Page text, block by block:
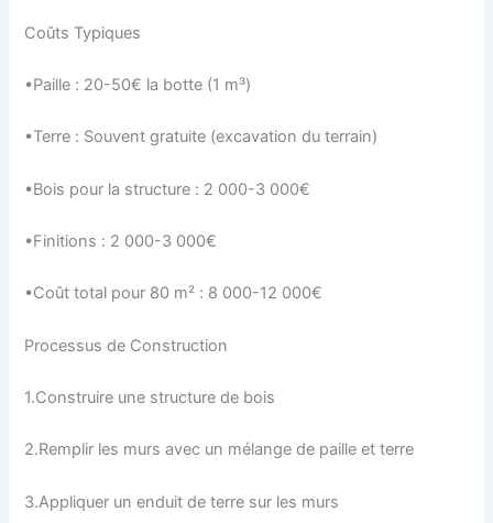
Coûts Typiques
•Paille : 20-50€ la botte (1 m³)
•Terre : Souvent gratuite (excavation du terrain)
•Bois pour la structure : 2 000-3 000€
•Finitions : 2 000-3 000€
•Coût total pour 80 m² : 8 000-12 000€
Processus de Construction
1.Construire une structure de bois
2.Remplir les murs avec un mélange de paille et terre
3.Appliquer un enduit de terre sur les murs